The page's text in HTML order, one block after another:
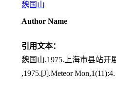
魏国山
Author Name
引用文本：
魏国山,1975.上海市县站开
,1975.[J].Meteor Mon,1(11):4.